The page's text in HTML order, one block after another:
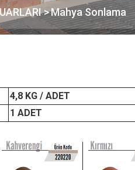
>Mahya Sonlama
4,8 KG / ADET
1 ADET